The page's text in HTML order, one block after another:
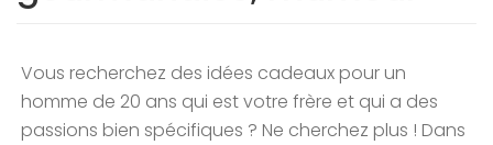
Vous recherchez des idées cadeaux pour un
homme de 20 ans qui est votre frère et qui a des
passions bien spécifiques ? Ne cherchez plus ! Dans